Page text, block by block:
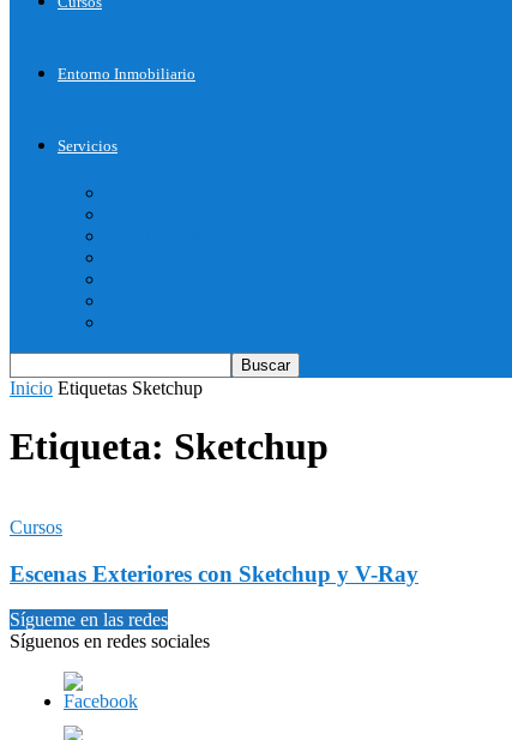
Entorno Inmobiliario
Servicios
Inicio Etiquetas Sketchup
Etiqueta: Sketchup
Cursos
Escenas Exteriores con Sketchup y V-Ray
Sígueme en las redes
Síguenos en redes sociales